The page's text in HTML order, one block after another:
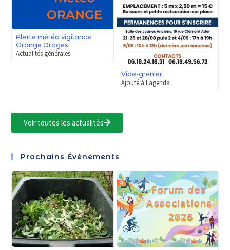
Alerte météo vigilance
Orange Orages
Actualités générales
Vide-grenier
Ajouté à l'agenda
Voir toutes les actualités
Prochains Évènements